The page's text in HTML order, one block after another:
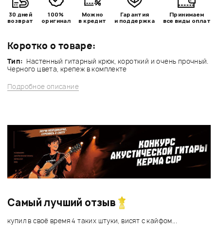
Коротко о товаре:
Тип: Настенный гитарный крюк, короткий и очень прочный.
Черного цвета, крепеж в комплекте
Подробное описание
30 дней
возврат
100%
оригинал
Можно
в кредит
Гарантия
и поддержка
Принимаем
все виды оплат
Самый лучший отзыв
купил в своё время 4 таких штуки, висят с кайфом...